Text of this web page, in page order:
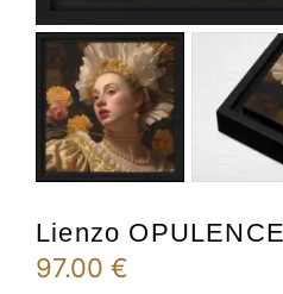
Lienzo
97.00 €